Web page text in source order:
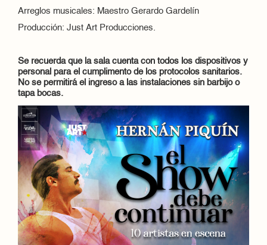
Arreglos musicales: Maestro Gerardo Gardelín
Producción: Just Art Producciones.
Se recuerda que la sala cuenta con todos los dispositivos y
personal para el cumplimento de los protocolos sanitarios.
No se permitirá el ingreso a las instalaciones sin barbijo o
tapa bocas.